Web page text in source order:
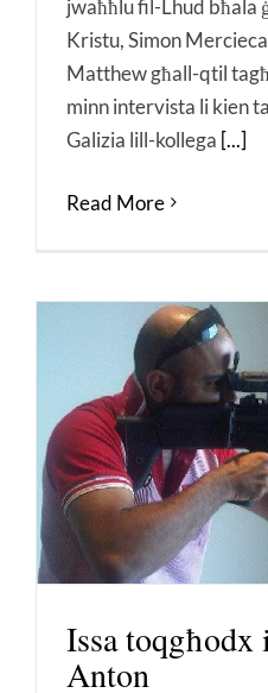
jwaħħlu fil-Lhud bħala
Kristu, Simon
Matthew għall-qtil
minn intervista li kien
Galizia lill-kollega [...]
Read More
Issa
Anton